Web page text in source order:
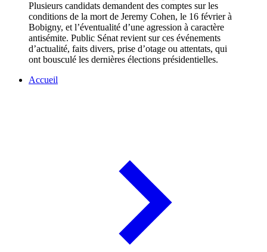
Plusieurs candidats demandent des comptes sur les
conditions de la mort de Jeremy Cohen, le 16 février à
Bobigny, et l’éventualité d’une agression à caractère
antisémite. Public Sénat revient sur ces événements
d’actualité, faits divers, prise d’otage ou attentats, qui
ont bousculé les dernières élections présidentielles.
Accueil